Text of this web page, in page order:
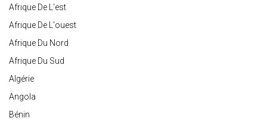
Afrique De L'est
Afrique De L'ouest
Afrique Du Nord
Afrique Du Sud
Algérie
Angola
Bénin